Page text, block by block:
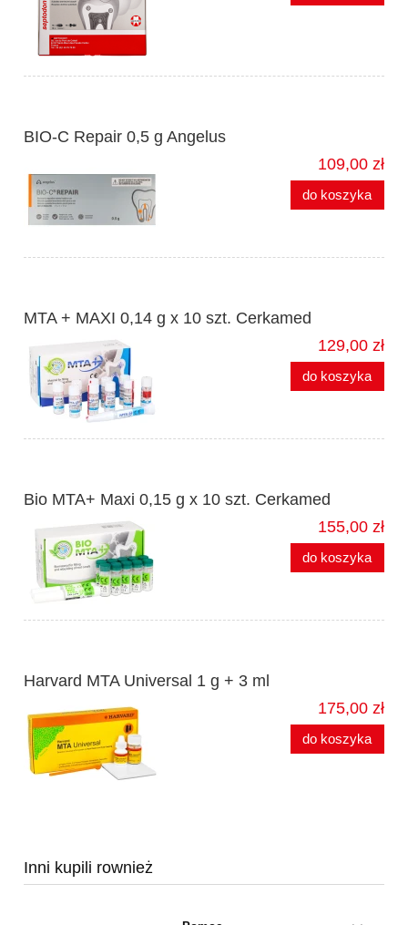
BIO-C Repair 0,5 g Angelus
109,00 zł
do koszyka
MTA + MAXI 0,14 g x 10 szt. Cerkamed
129,00 zł
do koszyka
Bio MTA+ Maxi 0,15 g x 10 szt. Cerkamed
155,00 zł
do koszyka
Harvard MTA Universal 1 g + 3 ml
175,00 zł
do koszyka
Inni kupili rownież